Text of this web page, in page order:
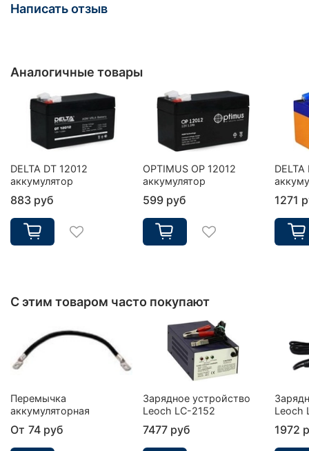
Написать отзыв
Аналогичные товары
DELTA DT 12012
аккумулятор
883 руб
OPTIMUS OP 12012
аккумулятор
599 руб 1271
С этим товаром часто покупают
Перемычка
аккумуляторная
От 74 руб
Зарядное устройство
Leoch LC-2152
7477 руб
Leoch
1972